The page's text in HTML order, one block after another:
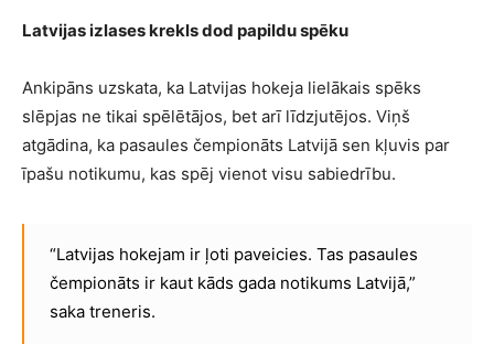
Latvijas izlases krekls dod papildu spēku
Ankipāns uzskata, ka Latvijas hokeja lielākais spēks
slēpjas ne tikai spēlētājos, bet arī līdzjutējos. Viņš
atgādina, ka pasaules čempionāts Latvijā sen kļuvis par
īpašu notikumu, kas spēj vienot visu sabiedrību.
“Latvijas hokejam ir ļoti paveicies. Tas pasaules
čempionāts ir kaut kāds gada notikums Latvijā,”
saka treneris.